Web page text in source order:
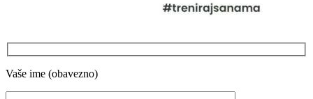
Vaše ime (obavezno)